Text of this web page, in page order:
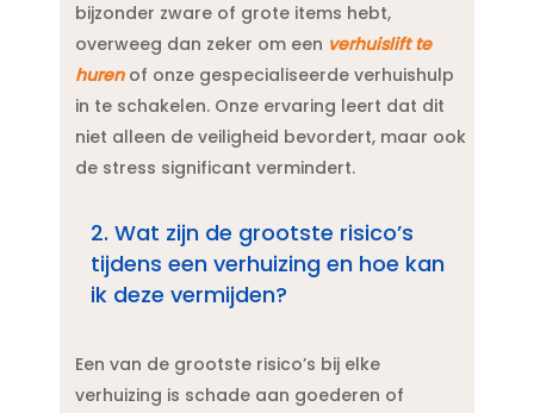
bijzonder zware of grote items hebt,
overweeg dan zeker om een verhuislift te
hurenof onze gespecialiseerde verhuishulp
in te schakelen.​ Onze ervaring leert dat dit
niet alleen de veiligheid bevordert, maar ook
de stress significant vermindert.​
2.​ Wat zijn de grootste risico’s
tijdens een verhuizing en hoe kan
ik deze vermijden?
Een van de grootste risico’s bij elke
verhuizing is schade aan goederen of